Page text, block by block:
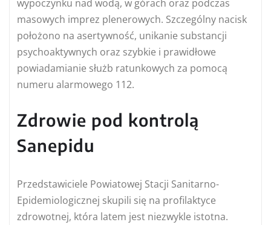
wypoczynku nad wodą, w górach oraz podczas
masowych imprez plenerowych. Szczególny nacisk
położono na asertywność, unikanie substancji
psychoaktywnych oraz szybkie i prawidłowe
powiadamianie służb ratunkowych za pomocą
numeru alarmowego 112.
Zdrowie pod kontrolą
Sanepidu
Przedstawiciele Powiatowej Stacji Sanitarno-
Epidemiologicznej skupili się na profilaktyce
zdrowotnej, która latem jest niezwykle istotna.